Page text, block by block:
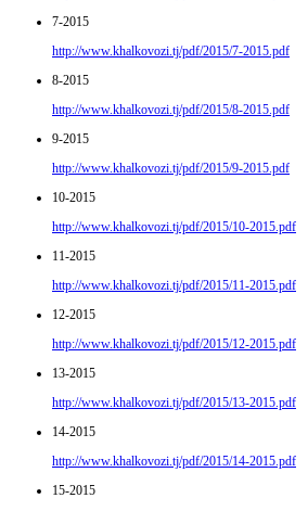
7-2015
http://www.khalkovozi.tj/pdf/2015/7-2015.pdf
8-2015
http://www.khalkovozi.tj/pdf/2015/8-2015.pdf
9-2015
http://www.khalkovozi.tj/pdf/2015/9-2015.pdf
10-2015
http://www.khalkovozi.tj/pdf/2015/10-2015.pdf
11-2015
http://www.khalkovozi.tj/pdf/2015/11-2015.pdf
12-2015
http://www.khalkovozi.tj/pdf/2015/12-2015.pdf
13-2015
http://www.khalkovozi.tj/pdf/2015/13-2015.pdf
14-2015
http://www.khalkovozi.tj/pdf/2015/14-2015.pdf
15-2015